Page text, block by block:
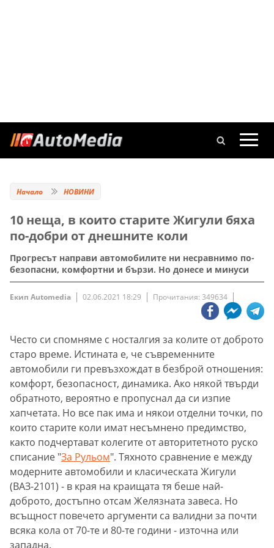
Начало НОВИНИ
10 неща, в които старите Жигули бяха
по-добри от днешните коли
Прогресът направи автомобилите ни несравнимо по-
безопасни, комфортни и бързи. Но донесе и минуси
Екип Automedia 02.06.2021 18:29 Прочитания: 349634
Често си спомняме с носталгия за колите от доброто
старо време. Истината е, че съвременните
автомобили ги превъзхождат в безброй отношения:
комфорт, безопасност, динамика. Ако някой твърди
обратното, вероятно е пропуснал да си изпие
хапчетата. Но все пак има и някои отделни точки, по
които старите коли имат несъмнено предимство,
както подчертават колегите от авторитетното руско
списание "За Рульом". Тяхното сравнение е между
модерните автомобили и класическата Жигули
(ВАЗ-2101) - в края на краищата тя беше най-
доброто, достъпно отсам Желязната завеса. Но
всъщност повечето аргументи са валидни за почти
всяка кола от 70-те и 80-те години - източна или
западна.